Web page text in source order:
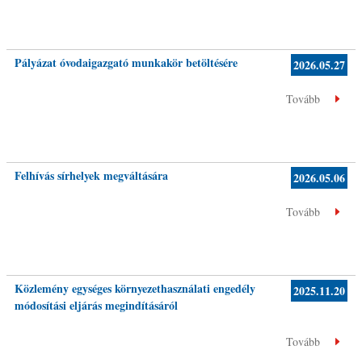
Pályázat óvodaigazgató munkakör betöltésére 2026.05.27
Tovább
Felhívás sírhelyek megváltására 2026.05.06
Tovább
Közlemény egységes környezethasználati engedély
módosítási eljárás megindításáról
2025.11.20
Tovább